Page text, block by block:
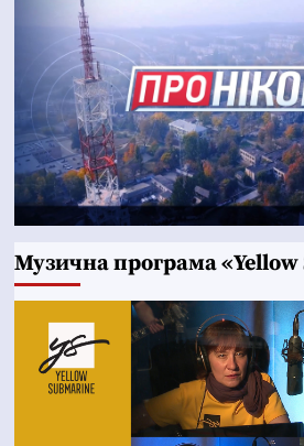
Музична програма